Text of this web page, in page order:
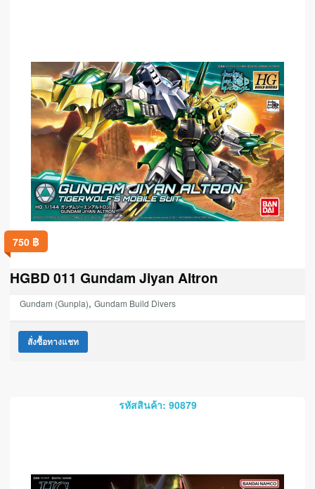
750 ฿
HGBD 011 Gundam Jiyan Altron
Gundam (Gunpla), Gundam Build Divers
สั่งซื้อทางแชท
รหัสสินค้า: 90879